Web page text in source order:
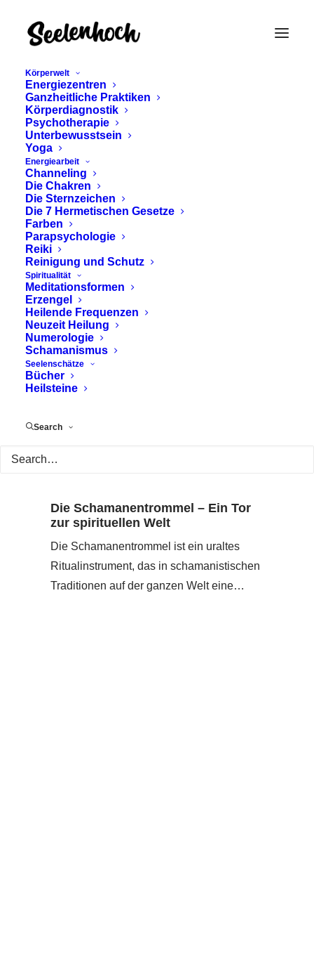
Körperwelt
Energiezentren
Ganzheitliche Praktiken
Körperdiagnostik
Psychotherapie
Unterbewusstsein
Yoga
Energiearbeit
Channeling
Die Chakren
Die Sternzeichen
Die 7 Hermetischen Gesetze
Farben
Parapsychologie
Reiki
Reinigung und Schutz
Spiritualität
Meditationsformen
Erzengel
Heilende Frequenzen
Neuzeit Heilung
Numerologie
Schamanismus
Seelenschätze
Bücher
Heilsteine
Search
Tiergeist
Die Schamanentrommel – Ein Tor
zur spirituellen Welt
Die Schamanentrommel ist ein uraltes
Ritualinstrument, das in schamanistischen
Traditionen auf der ganzen Welt eine…